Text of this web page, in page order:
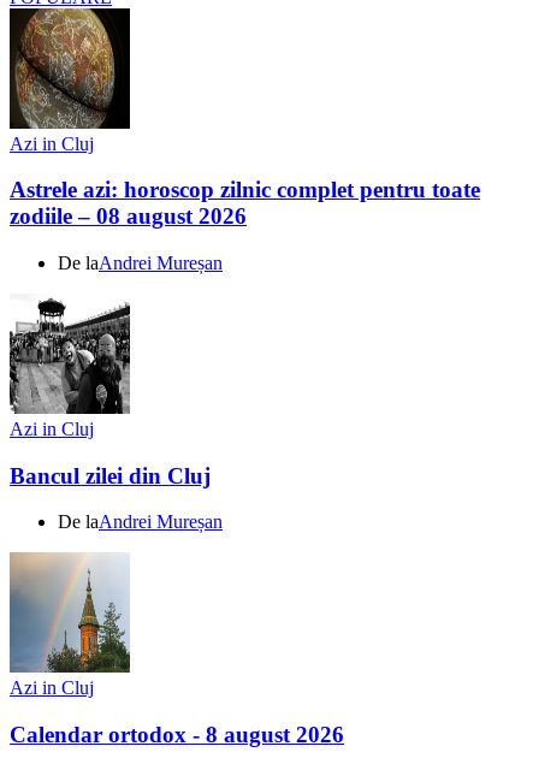
Azi in Cluj
Astrele azi: horoscop zilnic complet pentru toate
zodiile – 08 august 2026
De laAndrei Mureșan
Azi in Cluj
Bancul zilei din Cluj
De laAndrei Mureșan
Azi in Cluj
Calendar ortodox - 8 august 2026